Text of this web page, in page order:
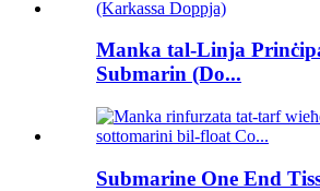
Manka tal-Linja
Submarin (Do...
Submarine One End